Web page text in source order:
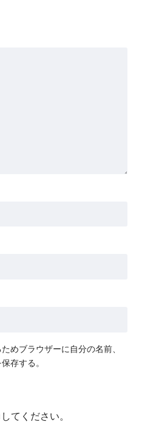
めブラウザーに自分の名前、
存する。
てください。